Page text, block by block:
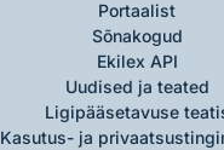
Portaalist
Sõnakogud
Ekilex API
Uudised ja teated
Ligipääsetavuse
Kasutus- ja